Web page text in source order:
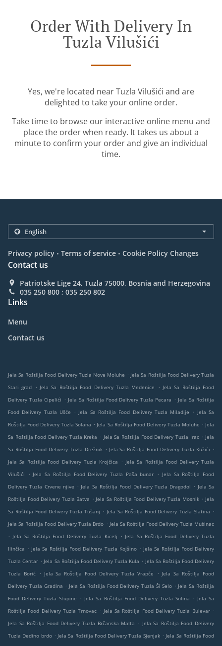
Order With Delivery In
Tuzla Vilušići
Yes, we're located near Tuzla Vilušići and are
delighted to take your online order.
Take time to browse our interactive online menu and
place the order when ready. It takes us about a
minute to confirm your order and give an individual
time.
Privacy policy . Terms of service . Cookie Policy Changes
Contact us
Patriotske Lige 24, Tuzla 75000, Bosnia and Herzegovina
035 250 800 ; 035 250 802
Links
Menu
Contact us
Jela Sa Roštilja Food Delivery Tuzla Nove Moluhe . Jela Sa Roštilja Food Delivery Tuzla
Stari grad
. Jela Sa Roštilja Food Delivery Tuzla Medenice . Jela Sa Roštilja Food
Delivery Tuzla Cipelići . Jela Sa Roštilja Food Delivery Tuzla Pecara . Jela Sa Roštilja
Food Delivery Tuzla Ušće
. Jela Sa Roštilja Food Delivery Tuzla Miladije . Jela Sa
Roštilja Food Delivery Tuzla Solana . Jela Sa Roštilja Food Delivery Tuzla Moluhe . Jela
Sa Roštilja Food Delivery Tuzla Kreka . Jela Sa Roštilja Food Delivery Tuzla Irac . Jela
Sa Roštilja Food Delivery Tuzla Drežnik . Jela Sa Roštilja Food Delivery Tuzla Kužići .
Jela Sa Roštilja Food Delivery Tuzla Krojčica
. Jela Sa Roštilja Food Delivery Tuzla
Vilušići
. Jela Sa Roštilja Food Delivery Tuzla Paša bunar . Jela Sa Roštilja Food
Delivery Tuzla Crvene njive . Jela Sa Roštilja Food Delivery Tuzla Dragodol . Jela Sa
Roštilja Food Delivery Tuzla Batva . Jela Sa Roštilja Food Delivery Tuzla Mosnik . Jela
Sa Roštilja Food Delivery Tuzla Tušanj . Jela Sa Roštilja Food Delivery Tuzla Slatina .
Jela Sa Roštilja Food Delivery Tuzla Brdo . Jela Sa Roštilja Food Delivery Tuzla Mušinac
. Jela Sa Roštilja Food Delivery Tuzla Kicelj . Jela Sa Roštilja Food Delivery Tuzla
Ilinčica . Jela Sa Roštilja Food Delivery Tuzla Kojšino . Jela Sa Roštilja Food Delivery
Tuzla Centar . Jela Sa Roštilja Food Delivery Tuzla Kula . Jela Sa Roštilja Food Delivery
Tuzla Borić
. Jela Sa Roštilja Food Delivery Tuzla Vrapče . Jela Sa Roštilja Food
Delivery Tuzla Gradina . Jela Sa Roštilja Food Delivery Tuzla Ši Selo . Jela Sa Roštilja
Food Delivery Tuzla Stupine
. Jela Sa Roštilja Food Delivery Tuzla Solina . Jela Sa
Roštilja Food Delivery Tuzla Trnovac . Jela Sa Roštilja Food Delivery Tuzla Bulevar .
Jela Sa Roštilja Food Delivery Tuzla Brčanska Malta
. Jela Sa Roštilja Food Delivery
Tuzla Dedino brdo . Jela Sa Roštilja Food Delivery Tuzla Sjenjak . Jela Sa Roštilja Food